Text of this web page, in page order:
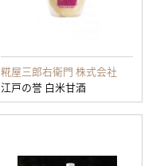
糀屋三郎右衛門 株式会社
江戸の誉 白米甘酒